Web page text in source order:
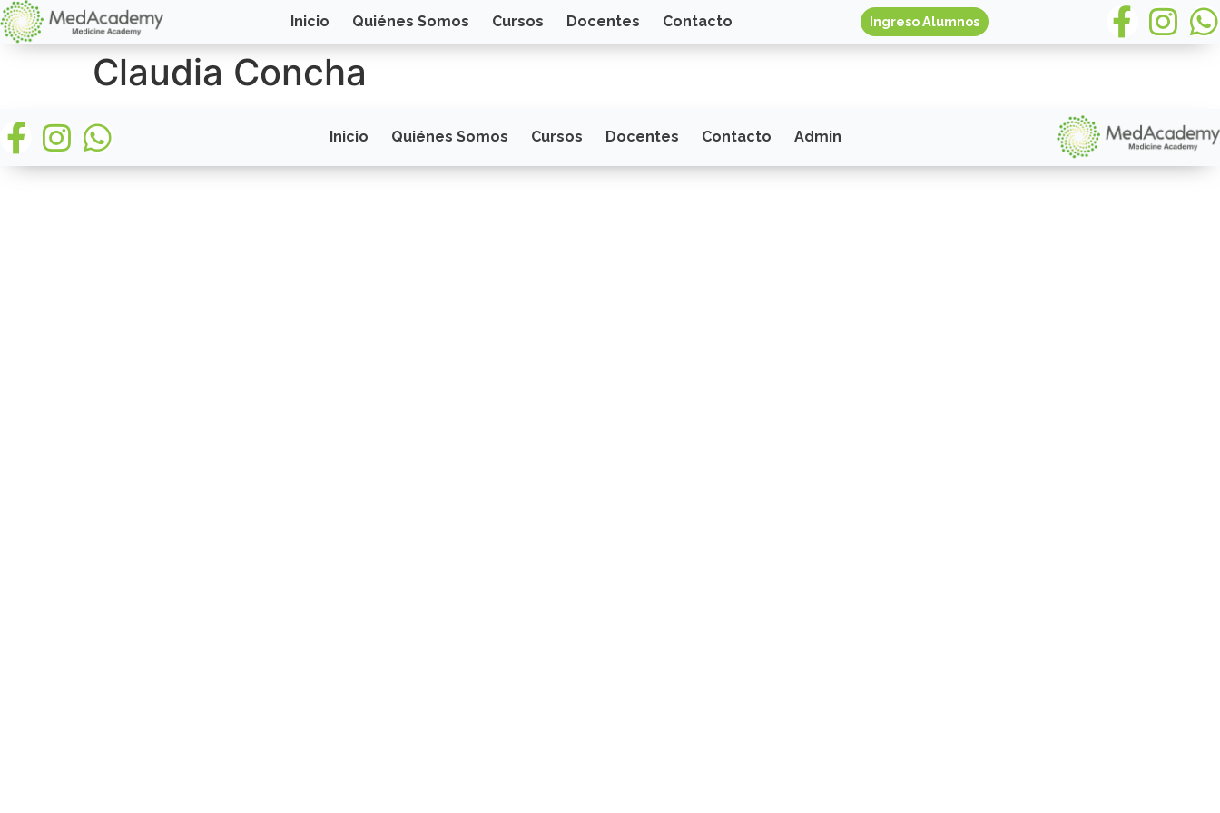
Inicio Quiénes Somos Cursos Docentes Contacto Ingreso Alumnos
Claudia Concha
Inicio Quiénes Somos Cursos Docentes Contacto Admin